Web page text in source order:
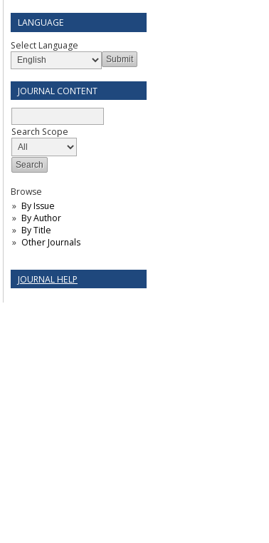
LANGUAGE
Select Language
JOURNAL CONTENT
Search Scope
Browse
By Issue
By Author
By Title
Other Journals
JOURNAL HELP